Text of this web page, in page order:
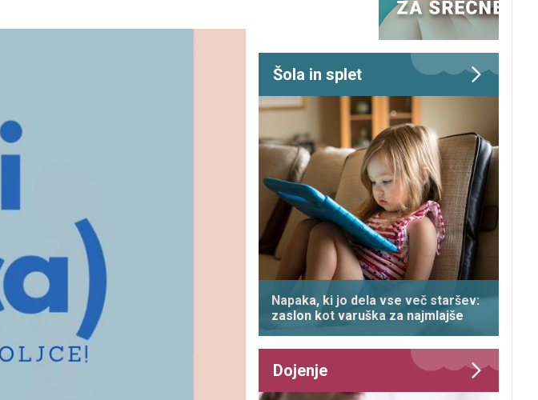
Šola in splet
Napaka, ki jo dela vse več staršev:
zaslon kot varuška za najmlajše
Dojenje